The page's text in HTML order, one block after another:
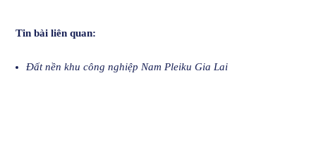
Tin bài liên quan:
Đất nền khu công nghiệp Nam Pleiku Gia Lai